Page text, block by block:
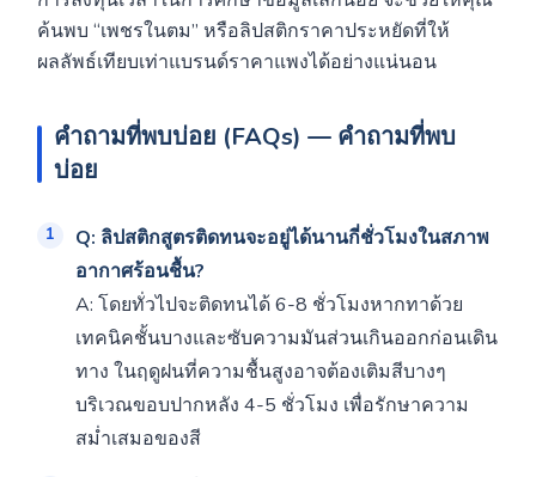
ค้นพบ “เพชรในตม” หรือลิปสติกราคาประหยัดที่ให้
ผลลัพธ์เทียบเท่าแบรนด์ราคาแพงได้อย่างแน่นอน
คำถามที่พบบ่อย (FAQs) — คำถามที่พบ
บ่อย
Q: ลิปสติกสูตรติดทนจะอยู่ได้นานกี่ชั่วโมงในสภาพ
อากาศร้อนชื้น?
A: โดยทั่วไปจะติดทนได้ 6-8 ชั่วโมงหากทาด้วย
เทคนิคชั้นบางและซับความมันส่วนเกินออกก่อนเดิน
ทาง ในฤดูฝนที่ความชื้นสูงอาจต้องเติมสีบางๆ
บริเวณขอบปากหลัง 4-5 ชั่วโมง เพื่อรักษาความ
สม่ำเสมอของสี